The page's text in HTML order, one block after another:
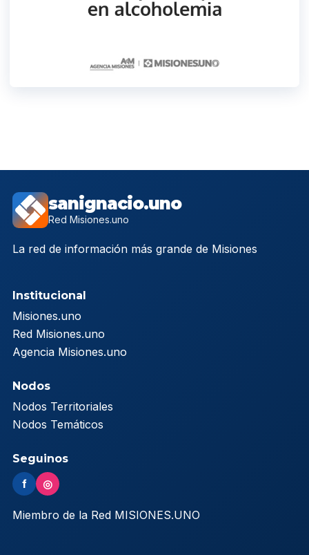
sanignacio.uno
Red Misiones.uno
La red de información más grande de Misiones
Institucional
Misiones.uno
Red Misiones.uno
Agencia Misiones.uno
Nodos
Nodos Territoriales
Nodos Temáticos
Seguinos
f ◎
Miembro de la Red MISIONES.UNO